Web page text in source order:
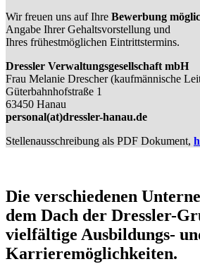
Wir freuen uns auf Ihre Bewerbung
Angabe Ihrer Gehaltsvorstellung und
Ihres frühestmöglichen Eintrittstermins.
Dressler Verwaltungsgesellschaft mbH
Frau Melanie Drescher (kaufmännische
Güterbahnhofstraße 1
63450 Hanau
personal(at)dressler-hanau.de
Stellenausschreibung als PDF Dokument,
Die verschiedenen
dem Dach der Dressler-
vielfältige Ausbildungs-
Karrieremöglichkeiten.